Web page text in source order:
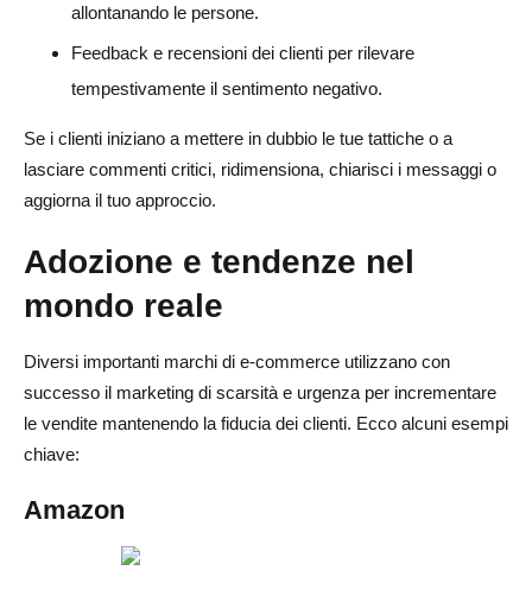
allontanando le persone.
Feedback e recensioni dei clienti per rilevare
tempestivamente il sentimento negativo.
Se i clienti iniziano a mettere in dubbio le tue tattiche o a
lasciare commenti critici, ridimensiona, chiarisci i messaggi o
aggiorna il tuo approccio.
Adozione e tendenze nel
mondo reale
Diversi importanti marchi di e-commerce utilizzano con
successo il marketing di scarsità e urgenza per incrementare
le vendite mantenendo la fiducia dei clienti. Ecco alcuni esempi
chiave:
Amazon